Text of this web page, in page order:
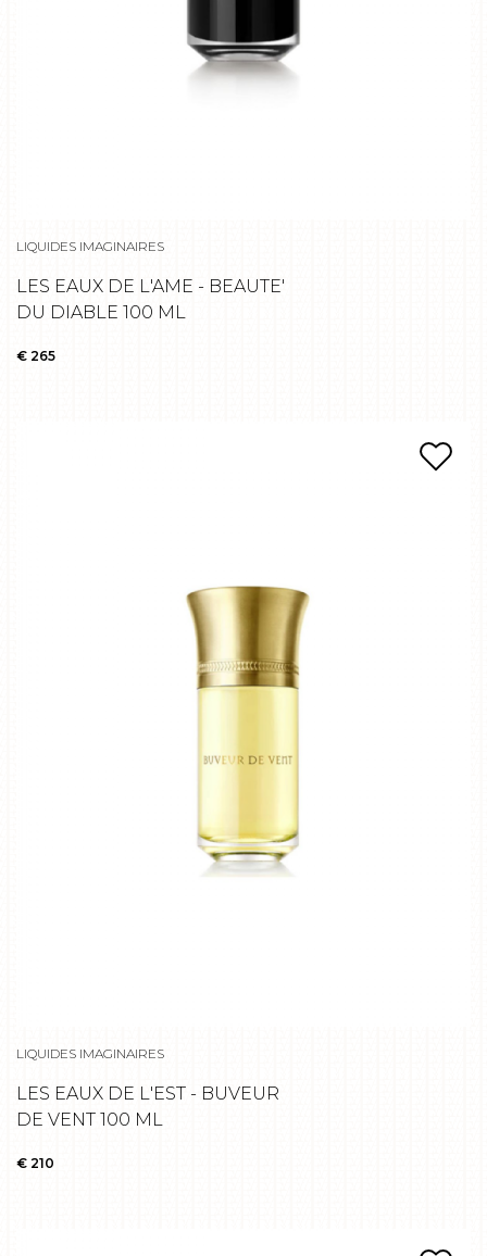
LIQUIDES IMAGINAIRES
LES EAUX DE L'AME - BEAUTE'
DU DIABLE 100 ML
€ 265
LIQUIDES IMAGINAIRES
LES EAUX DE L'EST - BUVEUR
DE VENT 100 ML
€ 210